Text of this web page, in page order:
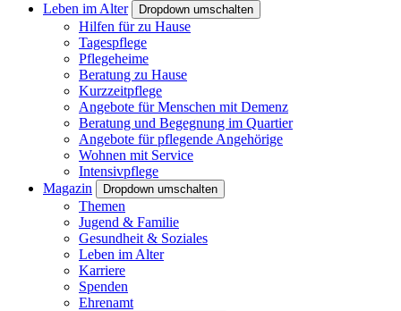
Leben im Alter
Dropdown umschalten
Hilfen für zu Hause
Tagespflege
Pflegeheime
Beratung zu Hause
Kurzzeitpflege
Angebote für Menschen mit Demenz
Beratung und Begegnung im Quartier
Angebote für pflegende Angehörige
Wohnen mit Service
Intensivpflege
Magazin
Dropdown umschalten
Themen
Jugend & Familie
Gesundheit & Soziales
Leben im Alter
Karriere
Spenden
Ehrenamt